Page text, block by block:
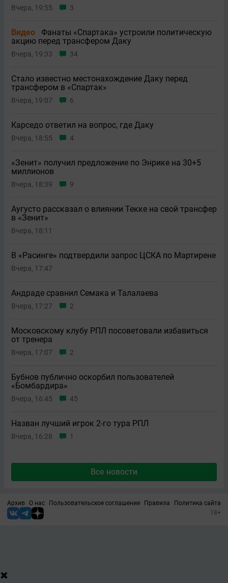
Вчера, 19:55 3
Видео
Фанаты «Спартака» устроили политическую
акцию перед трансфером Даку
Вчера, 19:33 34
Стало известно местонахождение Даку перед
трансфером в «Спартак»
Вчера, 19:07 6
Карседо ответил на вопрос, где Даку
Вчера, 18:55 4
«Зенит» получил предложение по Энрике на 30+5
миллионов
Вчера, 18:39 9
Аугусто рассказал о влиянии Текке на свой трансфер
в «Зенит»
Вчера, 18:11
В «Расинге» подтвердили запрос ЦСКА по Мартирене
Вчера, 17:47
Андраде сравнил Семака и Талалаева
Вчера, 17:27 2
Московскому клубу РПЛ посоветовали избавиться
от тренера
Вчера, 17:07 2
Бубнов публично оскорбил пользователей
«Бомбардира»
Вчера, 16:45 45
Назван лучший игрок 2-го тура РПЛ
Вчера, 16:28 1
Все новости
Архив О нас Пользовательское соглашение Правила
Политика сайта
18+